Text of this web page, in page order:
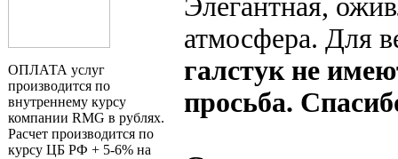
ОПЛАТА услуг
производится по
внутреннему курсу
компании RMG в рублях.
Расчет производится по
курсу ЦБ РФ + 5-6% на
Элегантная,
атмосфера. Для
галстук не
просьба.